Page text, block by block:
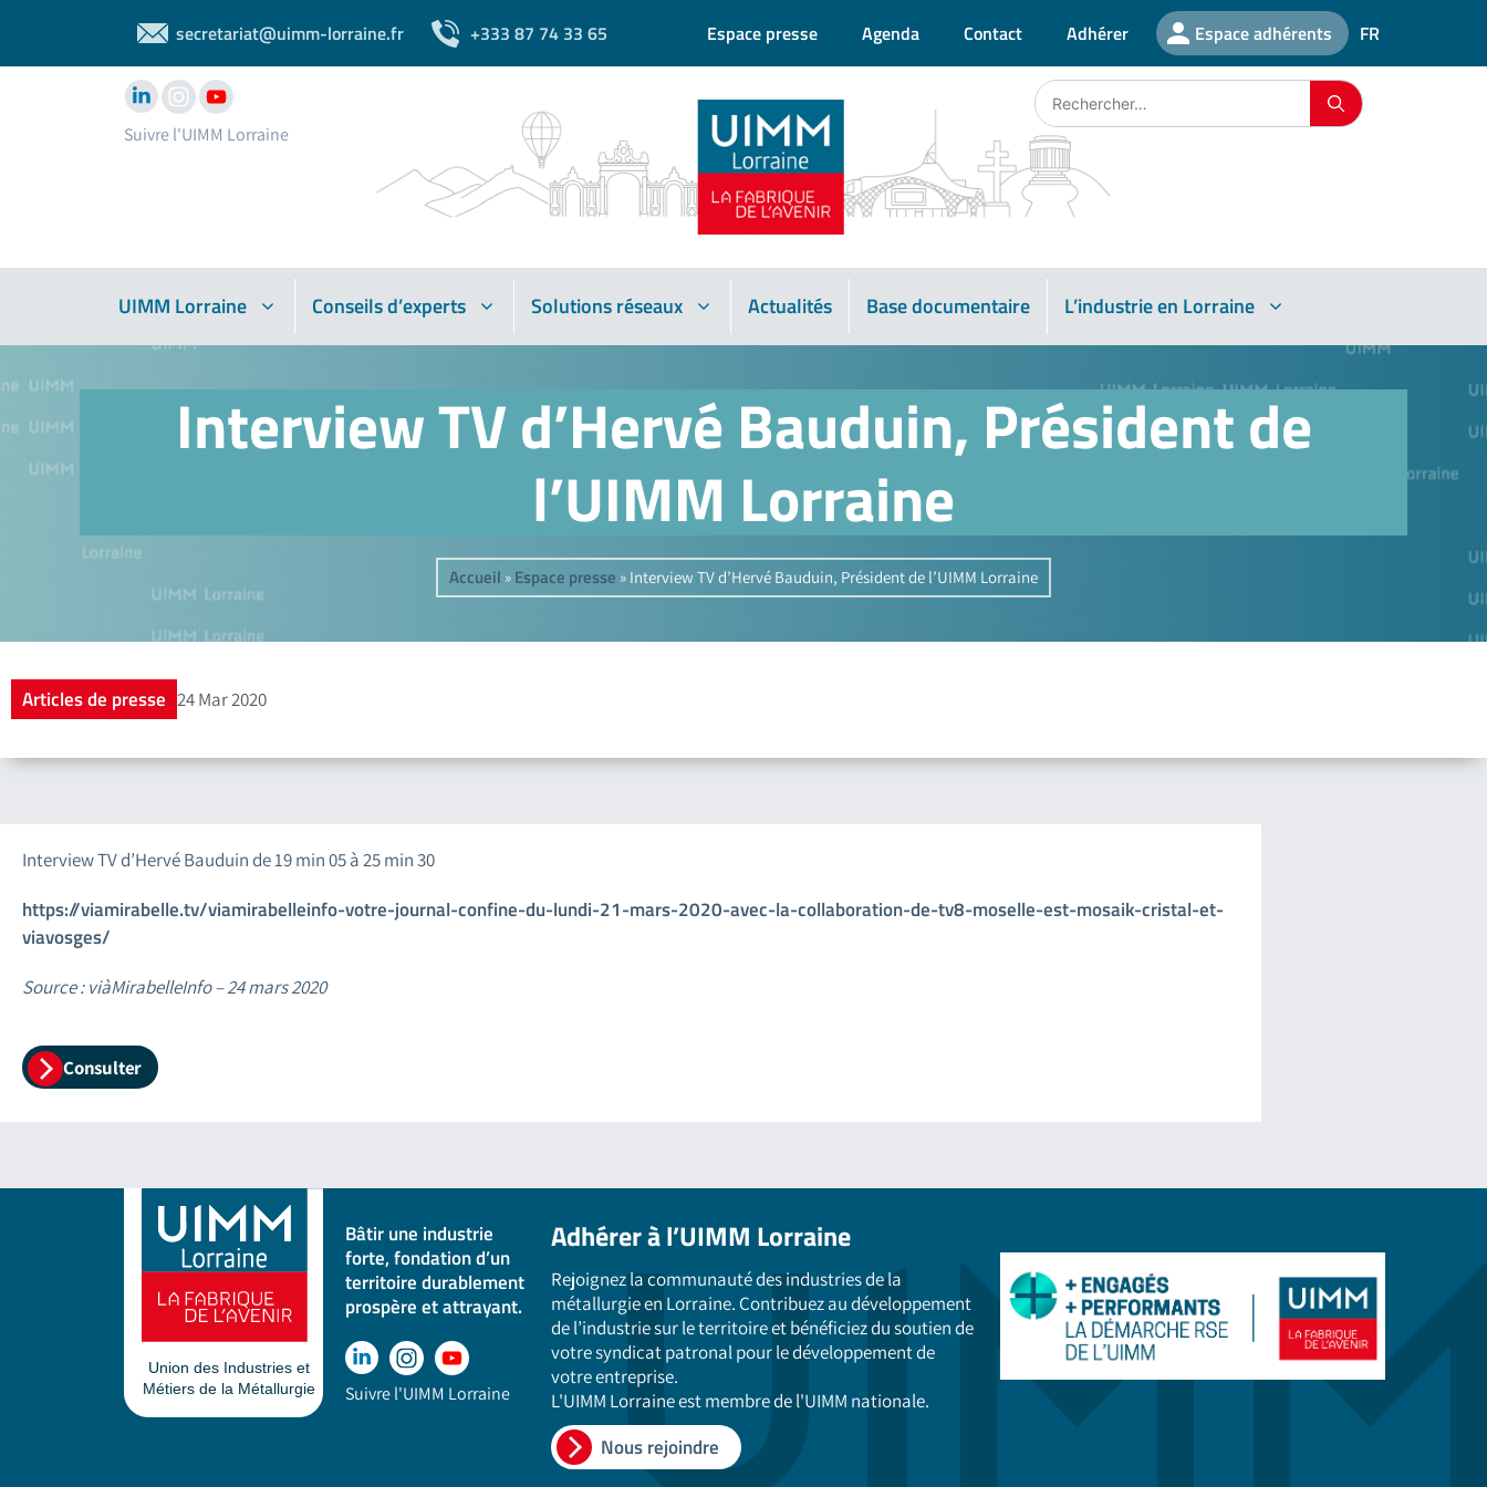
secretariat@uimm-lorraine.fr +333 87 74 33 65 Espace presse Agenda Contact Adhérer Espace adhérents FR
Suivre l'UIMM Lorraine
UIMM Lorraine Conseils d’experts Solutions réseaux Actualités Base documentaire L’industrie en Lorraine
Interview TV d’Hervé Bauduin, Président de
l’UIMM Lorraine
Accueil » Espace presse » Interview TV d’Hervé Bauduin, Président de l’UIMM Lorraine
Articles de presse 24 Mar 2020
Interview TV d’Hervé Bauduin de 19 min 05 à 25 min 30
https://viamirabelle.tv/viamirabelleinfo-votre-journal-confine-du-lundi-21-mars-2020-avec-la-collaboration-de-tv8-moselle-est-mosaik-cristal-et-
viavosges/
Source : viàMirabelleInfo – 24 mars 2020
Consulter
Bâtir une industrie
forte, fondation d’un
territoire durablement
prospère et attrayant.
Suivre l'UIMM Lorraine
Adhérer à l’UIMM Lorraine
Rejoignez la communauté des industries de la
métallurgie en Lorraine. Contribuez au développement
de l’industrie sur le territoire et bénéficiez du soutien de
votre syndicat patronal pour le développement de
votre entreprise.
L'UIMM Lorraine est membre de l'UIMM nationale.
Nous rejoindre